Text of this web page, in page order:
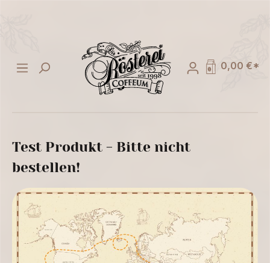
0,00 €*
Test Produkt - Bitte nicht
bestellen!